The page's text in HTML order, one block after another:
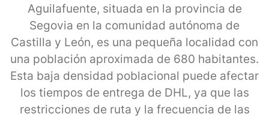
Aguilafuente, situada en la provincia de
Segovia en la comunidad autónoma de
Castilla y León, es una pequeña localidad con
una población aproximada de 680 habitantes.
Esta baja densidad poblacional puede afectar
los tiempos de entrega de DHL, ya que las
restricciones de ruta y la frecuencia de las